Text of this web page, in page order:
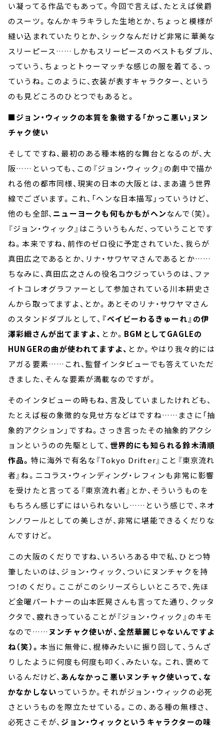
い凝ってる作品でもあって。今回で言えば、たとえば侯爵
のスーツ。なんかキラキラした生地とか、ちょっと模様が
縫い込まれていたりとか、シックなんだけど非常に華美な
スリーピース……しかもスリーピースのベストもダブル、
っていう、ちょっとトゥーマッチな感じの服を着てる、っ
ていうね。このように、衣装が表すキャラクター、という
のも見どころのひとつでもあると。
■ジョン・ウィックの本質を象徴する「かっこ悪い」ヌン
チャク使い
そしてですね、最初のある種本格的な舞台となるのが、大
阪……といっても、この『ジョン・ウィック』の劇中で描か
れる他の都市同様、現実の日本の大阪とは、まあ違う世界
線でございます。これ、「ヘンな日本描写」っていうけど、
他のも全部、 ニューヨークも何もかもがヘンなんで（笑）。
『ジョン・ウィック』はこういうもんだ、っていうことです
ね。本来ですね、前作のゼロ役に予定されていた、我らが
真田広之であるとか、リナ・サワヤマさんであるとか……
ちなみに、真田広之さんの役名コウジっていうのは、ファ
イトコレオグラファーとして参加されている川本耕史さ
んから取ってますよ、とか。あとそのリナ・サワヤマさん
のスタンドダブルとして、 『ベイビーわるきゅーれ』の伊
澤彩織さんが出てますよ、 とか。 BGMとしてGAGLEの
HUNGERの曲が使われてますよ、 とか。やはり我々的には
アガる要素……これ、監督インタビューでも答えていただ
きました、そんな要素が満載なのですが。
そのインタビューの時もね、言及していましたけれども、
たとえば桜の象徴的な見せ方などはですね……まさに「抽
象的アクション」ですね。さっき言ったその抽象的アクシ
ョンというのの先駆として、 世界的にも知られる鈴木清順
作品。 特に海外で有名な『Tokyo Drifter』こと『東京流れ
者』ね。ニコラス・ウィンディング・レフィンも非常に影響
を受けたと言ってる『東京流れ者』とか、そういうものを
もちろん感じずにはいられないし……という感じで、ネオ
ンノワールとしての美しさが、非常に堪能できるくだりな
んですけど。
この大阪のくだりですね、いろいろある中で私、ひとつ特
筆したいのは、ジョン・ウィック、ついにヌンチャクを持
つ！のくだり。ここがこのシリーズらしいところで、先ほ
ど金曜パートナーの山本匠晃さんも言ってた通り、クッタ
クタで、疲れきっていることが『ジョン・ウィック』のキモ
なので……ヌンチャク使いが、全然華麗じゃないんですよ
ね（笑）。 本当に無骨に、棍棒みたいに振り回して、うんざ
りしたように何度も何度も叩く、みたいな。これ、褒めて
いるんだけど、 あんなかっこ悪いヌンチャク使いって、な
かなかしないっていうか。それがジョン・ウィックの必死
さというものを際立たせている。この、ある種の無様さ、
必死さこそが、 ジョン・ウィックというキャラクターの味